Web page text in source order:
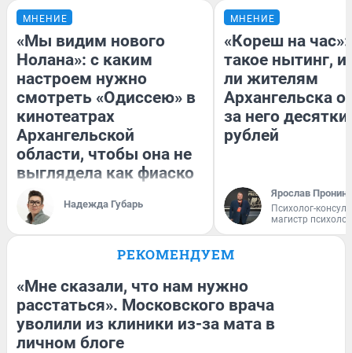
МНЕНИЕ
«Мы видим нового
Нолана»: с каким
настроем нужно
смотреть «Одиссею» в
кинотеатрах
Архангельской
области, чтобы она не
выглядела как фиаско
Надежда Губарь
МНЕНИЕ
«Кореш на
такое нытинг, и
ли жителям
Архангельска
за него
рублей
Ярослав Пронин
Психолог-
магистр
РЕКОМЕНДУЕМ
«Мне сказали, что нам нужно
расстаться». Московского врача
уволили из клиники из-за мата в
личном блоге